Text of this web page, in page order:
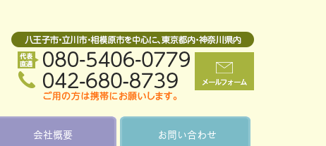
会社概要 お問い合わせ